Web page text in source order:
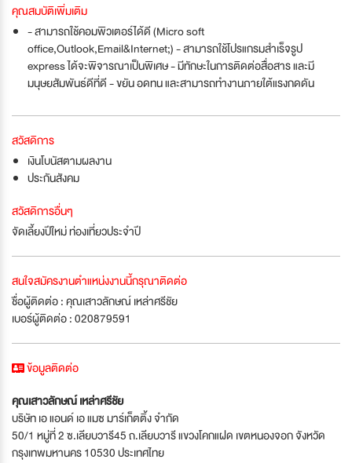
คุณสมบัติเพิ่มเติม
- สามารถใช้คอมพิวเตอร์ได้ดี (Micro soft
office,Outlook,Email&Internet;) - สามารถใช้โปรแกรมสำเร็จรูป
express ได้จะพิจารณาเป็นพิเศษ - มีทักษะในการติดต่อสื่อสาร และมี
มนุษยสัมพันธ์ดีที่ดี - ขยัน อดทน และสามารถทำงานภายใต้แรงกดดัน
สวัสดิการ
เงินโบนัสตามผลงาน
ประกันสังคม
สวัสดิการอื่นๆ
จัดเลี้ยงปีใหม่ ท่องเที่ยวประจำปี
สนใจสมัครงานตำแหน่งงานนี้กรุณาติดต่อ
ชื่อผู้ติดต่อ : คุณเสาวลักษณ์ เหล่าศรีชัย
เบอร์ผู้ติดต่อ : 020879591
ข้อมูลติดต่อ
คุณเสาวลักษณ์ เหล่าศรีชัย
บริษัท เอ แอนด์ เอ แมซ มาร์เก็ตติ้ง จำกัด
50/1 หมู่ที่ 2 ซ.เลียบวารี45 ถ.เลียบวารี แขวงโคกแฝด เขตหนองจอก จังหวัด
กรุงเทพมหานคร 10530 ประเทศไทย